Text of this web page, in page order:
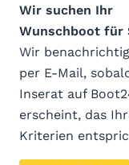
Wir suchen Ihr
Wunschboot für
Wir
per E-Mail,
Inserat auf
erscheint, das
Kriterien